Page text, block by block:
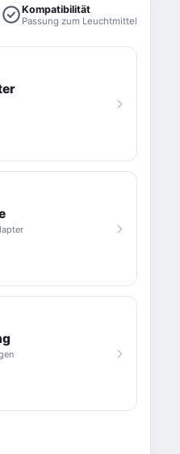
Kompatibilität
Passung zum Leuchtmittel